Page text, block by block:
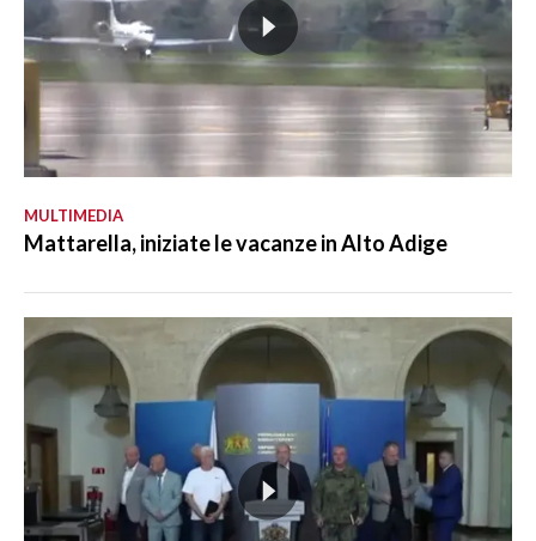
MULTIMEDIA
Mattarella, iniziate le vacanze in Alto Adige